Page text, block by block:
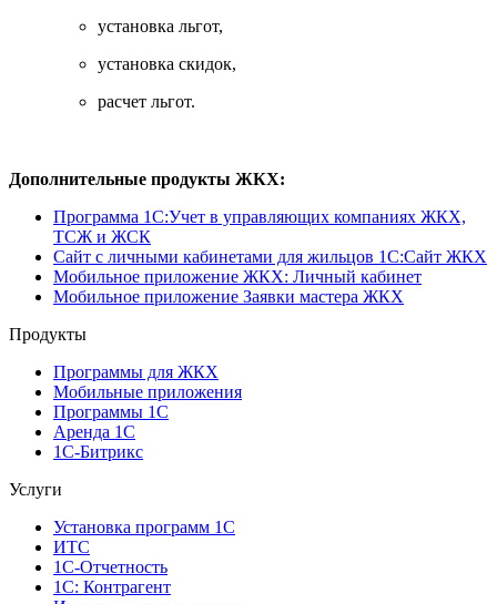
установка льгот,
установка скидок,
расчет льгот.
Дополнительные продукты ЖКХ:
Программа 1C:Учет в управляющих компаниях ЖКХ,
ТСЖ и ЖСК
Сайт с личными кабинетами для жильцов 1С:Сайт ЖКХ
Мобильное приложение ЖКХ: Личный кабинет
Мобильное приложение Заявки мастера ЖКХ
Продукты
Программы для ЖКХ
Мобильные приложения
Программы 1С
Аренда 1С
1С-Битрикс
Услуги
Установка программ 1С
ИТС
1С-Отчетность
1С: Контрагент